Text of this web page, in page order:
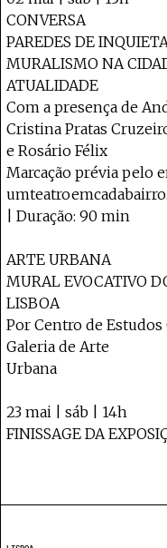
CONVERSA
PAREDES DE
MURALISMO NA
ATUALIDADE
Com a presença de
Cristina Pratas
e Rosário Félix
Marcação prévia pelo
| Duração: 90 min
ARTE URBANA
MURAL EVOCATIVO
LISBOA
Por Centro de
Galeria de Arte
Urbana
23 mai | sáb | 14h
FINISSAGE DA